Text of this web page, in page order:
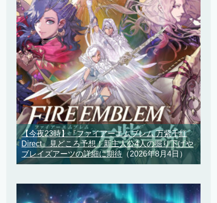
【今夜23時】『ファイアーエムブレム 万紫千紅
Direct』見どころ予想！新主人公4人の掘り下げや
ブレイズアーツの詳細に期待 （2026年8月4日）